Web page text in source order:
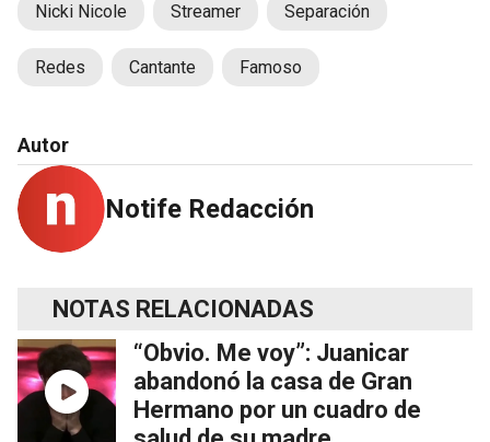
Nicki Nicole Streamer Separación
Redes Cantante Famoso
Autor
Notife Redacción
NOTAS RELACIONADAS
“Obvio. Me voy”: Juanicar
abandonó la casa de Gran
Hermano por un cuadro de